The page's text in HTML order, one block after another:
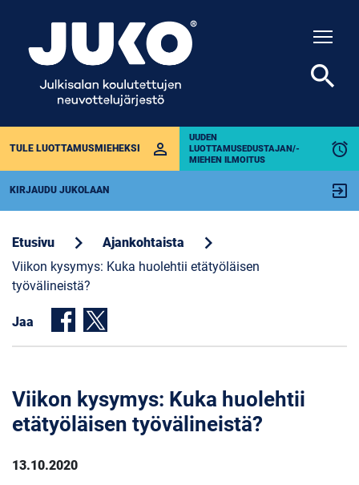
TULE LUOTTAMUSMIEHEKSI perm_identity
UUDEN
LUOTTAMUSEDUSTAJAN/-
MIEHEN ILMOITUS
alarm
KIRJAUDU JUKOLAAN exit_to_app
search
Etusivu chevron_right Ajankohtaista chevron_right
Viikon kysymys: Kuka huolehtii etätyöläisen
työvälineistä?
Jaa
Viikon kysymys: Kuka huolehtii
etätyöläisen työvälineistä?
13.10.2020